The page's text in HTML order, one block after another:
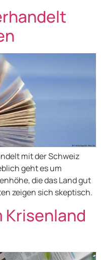
mit der Schweiz
geht es um
die das Land gut
zeigen sich skeptisch.
Krisenland